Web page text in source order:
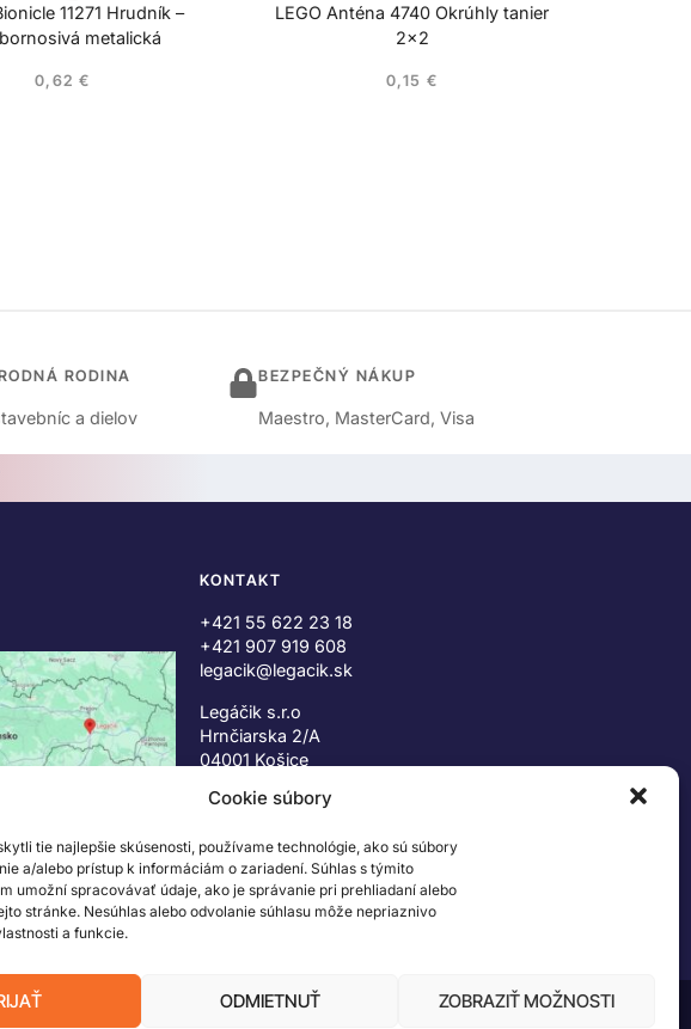
Cookie súbory
tie najlepšie skúsenosti, používame technológie, ako sú súbory
a/alebo prístup k informáciám o zariadení. Súhlas s týmito
umožní spracovávať údaje, ako je správanie pri prehliadaní alebo
stránke. Nesúhlas alebo odvolanie súhlasu môže nepriaznivo
a funkcie.
ODMIETNUŤ ZOBRAZIŤ MOŽNOSTI
11271 Hrudník –
metalická
0,62€
LEGO Anténa 4740 Okrúhly tanier
2×2
0,15€
RODINA
a dielov
BEZPEČNÝ NÁKUP
Maestro, MasterCard, Visa
KONTAKT
+421 55 622 23 18
+421 907 919 608
legacik@legacik.sk
Legáčik s.r.o
Hrnčiarska 2/A
04001 Košice
IČ DPH: SK2023978330